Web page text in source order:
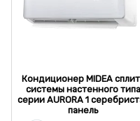
Кондиционер MIDEA
системы настенного типа
серии AURORA 1
панель